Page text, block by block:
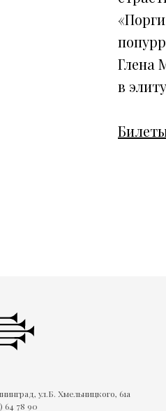
Глена
в
ул.Б. Хмельницкого, 61а
64 78 90